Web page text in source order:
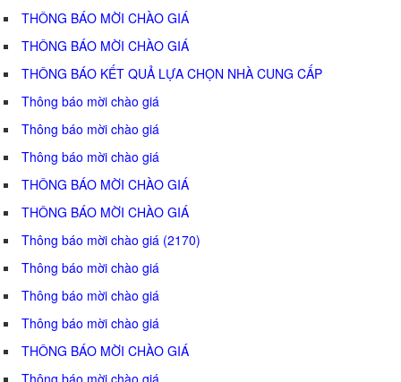
THÔNG BÁO MỜI CHÀO GIÁ
THÔNG BÁO MỜI CHÀO GIÁ
THÔNG BÁO KẾT QUẢ LỰA CHỌN NHÀ CUNG CẤP
Thông báo mời chào giá
Thông báo mời chào giá
Thông báo mời chào giá
THÔNG BÁO MỜI CHÀO GIÁ
THÔNG BÁO MỜI CHÀO GIÁ
Thông báo mời chào giá (2170)
Thông báo mời chào giá
Thông báo mời chào giá
Thông báo mời chào giá
THÔNG BÁO MỜI CHÀO GIÁ
Thông báo mời chào giá